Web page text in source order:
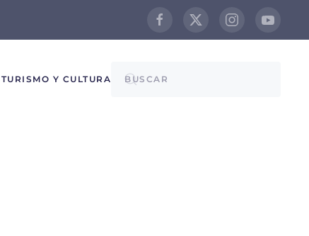
TURISMO Y CULTURA